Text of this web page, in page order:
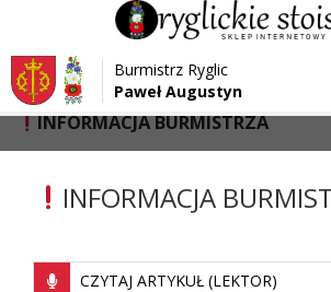
Przejdź do menu
Przejdź do głównej treści strony
Przejdź do stopki strony
Burmistrz Ryglic
Paweł Augustyn
Strona główna > Aktualności
INFORMACJA BURMISTRZA
INFORMACJA
CZYTAJ ARTYKUŁ (LEKTOR)